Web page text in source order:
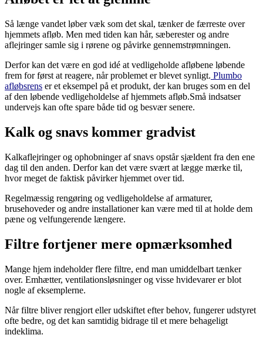
Så længe vandet løber væk som det skal, tænker de færreste over
hjemmets afløb. Men med tiden kan hår, sæberester og andre
aflejringer samle sig i rørene og påvirke gennemstrømningen.
Derfor kan det være en god idé at vedligeholde afløbene løbende
frem for først at reagere, når problemet er blevet synligt. Plumbo
afløbsrens er et eksempel på et produkt, der kan bruges som en del
af den løbende vedligeholdelse af hjemmets afløb.Små indsatser
undervejs kan ofte spare både tid og besvær senere.
Kalk og snavs kommer gradvist
Kalkaflejringer og ophobninger af snavs opstår sjældent fra den ene
dag til den anden. Derfor kan det være svært at lægge mærke til,
hvor meget de faktisk påvirker hjemmet over tid.
Regelmæssig rengøring og vedligeholdelse af armaturer,
brusehoveder og andre installationer kan være med til at holde dem
pæne og velfungerende længere.
Filtre fortjener mere opmærksomhed
Mange hjem indeholder flere filtre, end man umiddelbart tænker
over. Emhætter, ventilationsløsninger og visse hvidevarer er blot
nogle af eksemplerne.
Når filtre bliver rengjort eller udskiftet efter behov, fungerer udstyret
ofte bedre, og det kan samtidig bidrage til et mere behageligt
indeklima.